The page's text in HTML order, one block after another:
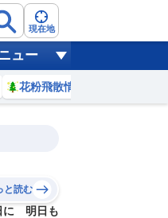
現在地
ュー
花粉飛散情報
と読む
に 明日も